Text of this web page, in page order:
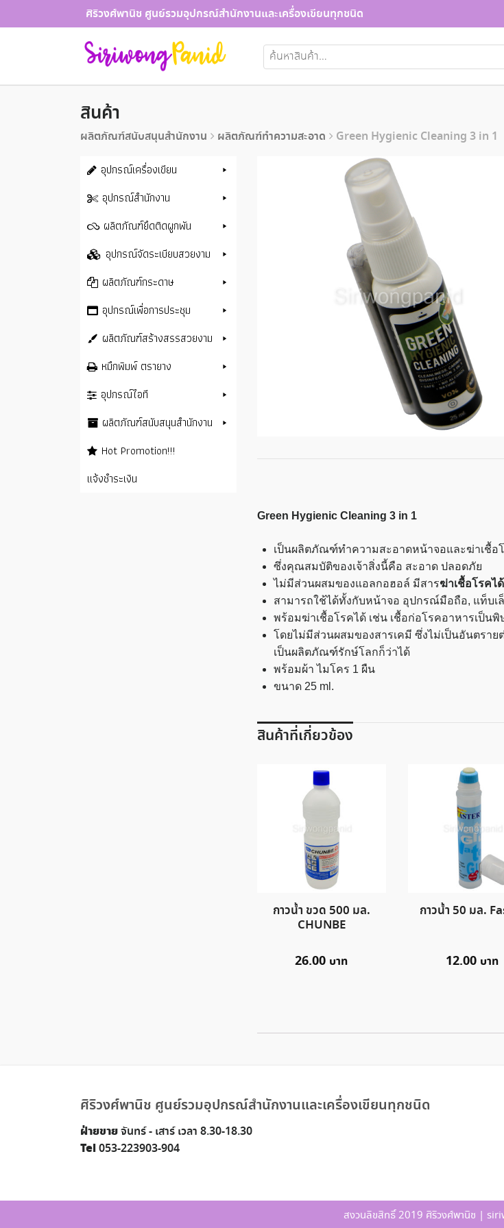
to
ศิริวงศ์พานิช ศูนย์รวมอุปกรณ์สำนักงานและเครื่องเขียนทุกชนิด
ค้นหา:
สินค้า
ผลิตภัณฑ์สนับสนุนสำนักงาน ผลิตภัณฑ์ทำความสะอาด Green Hygienic Cleaning 3 in 1
Green Hygienic Cleaning 3 in 1
เป็นผลิตภัณฑ์ทำความสะอาดหน้าจอและฆ่าเชื้อ
ซึ่งคุณสมบัติของเจ้าสิ่งนี้คือ สะอาด ปลอดภัย
ไม่มีส่วนผสมของแอลกอฮอล์ มีสารฆ่าเชื้อโรคไ
สามารถใช้ได้ทั้งกับหน้าจอ อุปกรณ์มือถือ, แท็บเ
พร้อมฆ่าเชื้อโรคได้ เช่น เชื้อก่อโรคอาหารเป็นพิ
โดยไม่มีส่วนผสมของสารเคมี ซึ่งไม่เป็นอันตรา
เป็นผลิตภัณฑ์รักษ์โลกก็ว่าได้
พร้อมผ้า ไมโคร 1 ผืน
ขนาด 25 ml.
สินค้าที่เกี่ยวข้อง
กาวน้ำ ขวด 500 มล.
CHUNBE
26.00
กาวน้ำ 50 มล.
12.00
อุปกรณ์เครื่องเขียน
อุปกรณ์สำนักงาน
ผลิตภัณฑ์ยึดติดผูกพัน
อุปกรณ์จัดระเบียบสวยงาม
ผลิตภัณฑ์กระดาษ
อุปกรณ์เพื่อการประชุม
ผลิตภัณฑ์สร้างสรรสวยงาม
หมึกพิมพ์ ตรายาง
อุปกรณ์ไอที
ผลิตภัณฑ์สนับสนุนสำนักงาน
Hot Promotion!!!
แจ้งชำระเงิน
ศิริวงศ์พานิช ศูนย์รวมอุปกรณ์สำนักงานและเครื่องเขียนทุกชนิด
ฝ่ายขายจันทร์ - เสาร์ เวลา 8.30-18.30
Tel053-223903-904
สงวนลิขสิทธิ์ 2019 ศิริวงศ์พานิช |